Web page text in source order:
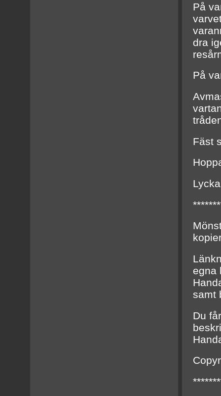
På
dra
På
Fäst
egna
samt
Du